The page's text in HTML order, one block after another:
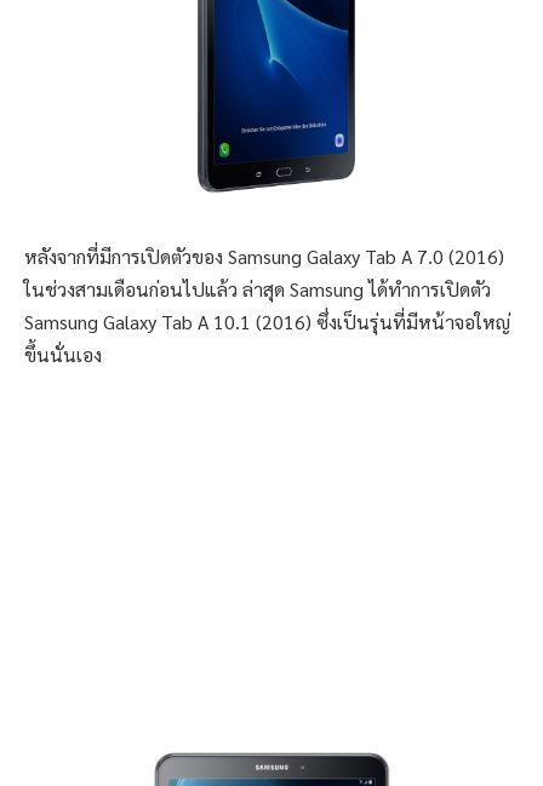
หลังจากที่มีการเปิดตัวของ Samsung Galaxy Tab A 7.0 (2016)
ในช่วงสามเดือนก่อนไปแล้ว ล่าสุด Samsung ได้ทำการเปิดตัว
Samsung Galaxy Tab A 10.1 (2016) ซึ่งเป็นรุ่นที่มีหน้าจอใหญ่
ขึ้นนั่นเอง